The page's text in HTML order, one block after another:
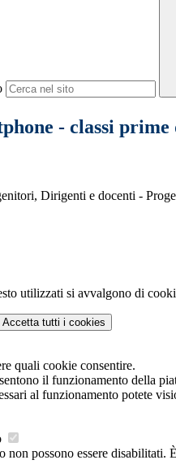
- classi
Dirigenti e docenti -
utilizzati si avvalgono di
Accetta tutti i cookies
quali cookie consentire.
il funzionamento della
al funzionamento potete
non possono essere